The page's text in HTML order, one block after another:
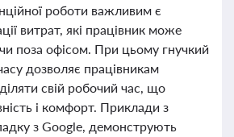
роботи важливим є
витрат, які працівник може
поза офісом. При цьому гнучкий
дозволяє працівникам
свій робочий час, що
і комфорт. Приклади з
з Google, демонструють